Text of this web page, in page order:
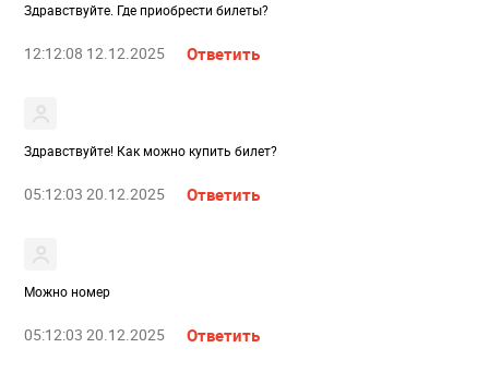
Здравствуйте. Где приобрести билеты?
12:12:08 12.12.2025 Ответить
Здравствуйте! Как можно купить билет?
05:12:03 20.12.2025 Ответить
Можно номер
05:12:03 20.12.2025 Ответить